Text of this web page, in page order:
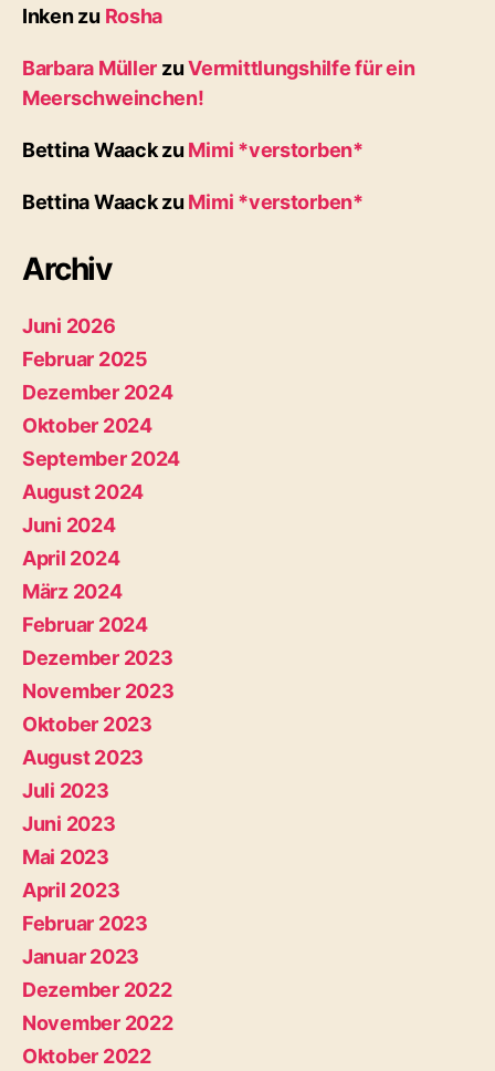
Inkenzu Rosha
Barbara Müller zuVermittlungshilfe für ein
Meerschweinchen!
Bettina Waackzu Mimi *verstorben*
Bettina Waackzu Mimi *verstorben*
Archiv
Juni 2026
Februar 2025
Dezember 2024
Oktober 2024
September 2024
August 2024
Juni 2024
April 2024
März 2024
Februar 2024
Dezember 2023
November 2023
Oktober 2023
August 2023
Juli 2023
Juni 2023
Mai 2023
April 2023
Februar 2023
Januar 2023
Dezember 2022
November 2022
Oktober 2022